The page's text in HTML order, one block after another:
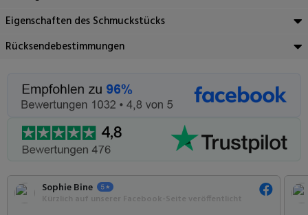
Eigenschaften des Schmuckstücks
Rücksendebestimmungen
Sophie Bine